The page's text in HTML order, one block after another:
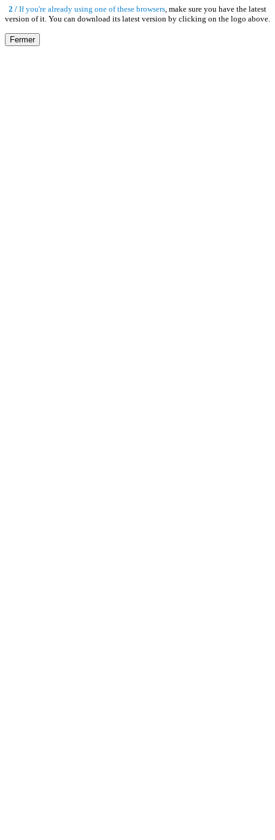
2 / If you're already using one of these browsers, make sure you have the latest
version of it. You can download its latest version by clicking on the logo above.
Fermer